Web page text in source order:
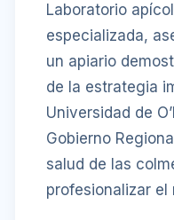
Laboratorio
especializada,
un apiario
de la estrategia
Universidad de
Gobierno
salud de las
profesionalizar el